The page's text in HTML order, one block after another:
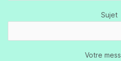
Sujet
Votre